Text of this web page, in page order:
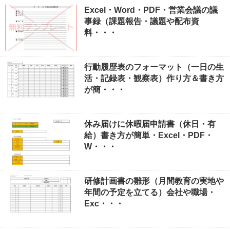
Excel・Word・PDF・営業会議の議
事録（課題報告・議題や配布資
料・・・
行動履歴表のフォーマット（一日の生
活・記録表・観察表）作り方＆書き方
が簡・・・
休み届けに休暇届申請書（休日・有
給）書き方が簡単・Excel・PDF・
W・・・
研修計画書の雛形（月間教育の実地や
年間の予定を立てる）会社や職場・
Exc・・・